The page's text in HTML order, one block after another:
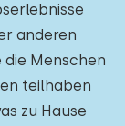
anderen
die Menschen
teilhaben
zu Hause